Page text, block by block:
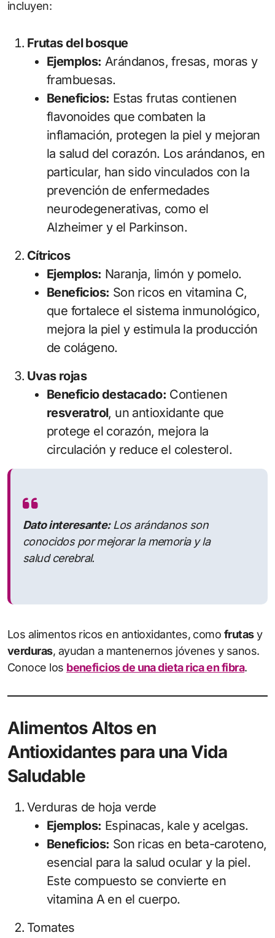
incluyen:
Frutas del bosque
Ejemplos: Arándanos, fresas, moras y
frambuesas.
Beneficios: Estas frutas contienen
flavonoides que combaten la
inflamación, protegen la piel y mejoran
la salud del corazón. Los arándanos, en
particular, han sido vinculados con la
prevención de enfermedades
neurodegenerativas, como el
Alzheimer y el Parkinson.
Cítricos
Ejemplos: Naranja, limón y pomelo.
Beneficios: Son ricos en vitamina C,
que fortalece el sistema inmunológico,
mejora la piel y estimula la producción
de colágeno.
Uvas rojas
Beneficio destacado: Contienen
resveratrol, un antioxidante que
protege el corazón, mejora la
circulación y reduce el colesterol.
Dato interesante:Los arándanos son
conocidos por mejorar la memoria y la
salud cerebral.
Los alimentos ricos en antioxidantes, como frutasy
verduras, ayudan a mantenernos jóvenes y sanos.
Conoce los beneficios de una dieta rica en fibra.
Alimentos Altos en
Antioxidantes para una Vida
Saludable
Verduras de hoja verde
Ejemplos: Espinacas, kale y acelgas.
Beneficios: Son ricas en beta-caroteno,
esencial para la salud ocular y la piel.
Este compuesto se convierte en
vitamina A en el cuerpo.
Tomates